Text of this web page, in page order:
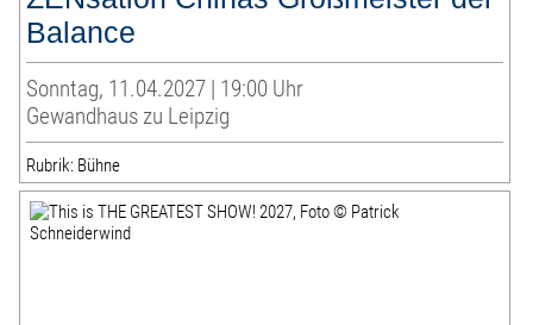
Balance
Sonntag, 11.04.2027 | 19:00 Uhr
Gewandhaus zu Leipzig
Rubrik: Bühne